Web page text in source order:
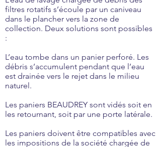
filtres rotatifs s’écoule par un caniveau
dans le plancher vers la zone de
collection. Deux solutions sont possibles
:
L’eau tombe dans un panier perforé. Les
débris s’accumulent pendant que l’eau
est drainée vers le rejet dans le milieu
naturel.
Les paniers BEAUDREY sont vidés soit en
les retournant, soit par une porte latérale.
Les paniers doivent être compatibles avec
les impositions de la société chargée de